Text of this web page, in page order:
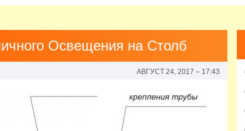
Освещения на Столб
АВГУСТ 24, 2017 – 17:43